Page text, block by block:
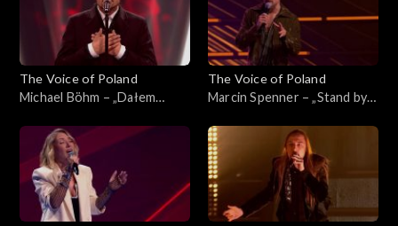
The Voice of Poland
Michael Böhm – „Dałem
Poland”, Live 3, 22 listopada
2025
The Voice of Poland
Marcin Spenner – „Stand by
Poland”, Live 2, 15 listopada
2025